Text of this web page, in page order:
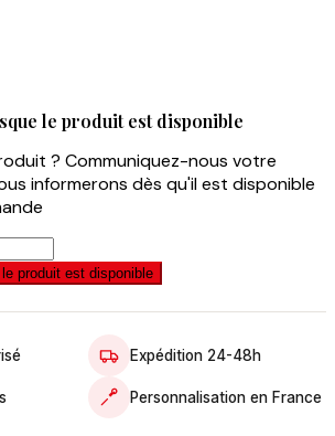
le produit est disponible
? Communiquez-nous votre
informerons dès qu'il est disponible
produit est disponible
Expédition 24-48h
Personnalisation en France